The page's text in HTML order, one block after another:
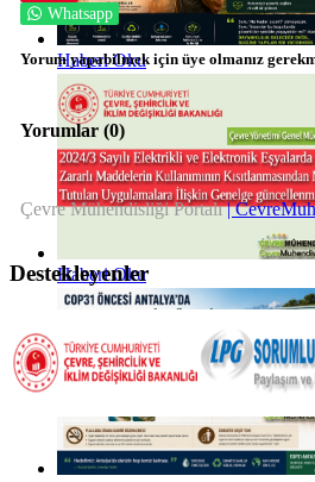
Haberi Oku
Haberi Oku
Whatsapp
Yorum yapabilmek için üye olmanız
Yorumlar (0)
Çevre Mühendisliği Portalı|
Destekleyenler